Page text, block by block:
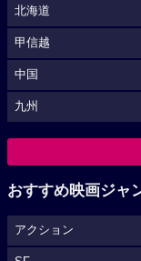
北海道
甲信越
中国
九州
おすすめ映画ジャ
アクション